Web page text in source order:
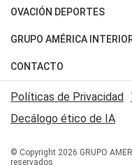
Política
Judiciales
Economia
Horóscopo
Motores
Trucos caseros
Series y Películas
Edictos y Solicitadas
OVACIÓN DEPORTES
Fútbol
Mundial
Automovilismo
Rugby
Básquet
GRUPO AMÉRICA
Canal 7 en Vivo
San Juan 8
CONTACTO
Acerca de Nosotros
Contactanos
Políticas de Privacidad
Decálogo ético de IA
© Copyright 2026 GRUPO
reservados